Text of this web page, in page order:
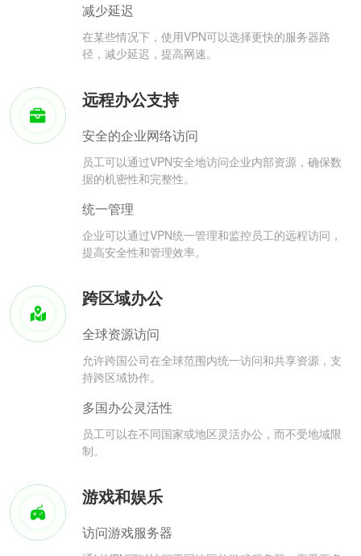
减少延迟
在某些情况下，使用VPN可以选择更快的服务器路
径，减少延迟，提高网速。
远程办公支持
安全的企业网络访问
员工可以通过VPN安全地访问企业内部资源，确保数
据的机密性和完整性。
统一管理
企业可以通过VPN统一管理和监控员工的远程访问，
提高安全性和管理效率。
跨区域办公
全球资源访问
允许跨国公司在全球范围内统一访问和共享资源，支
持跨区域协作。
多国办公灵活性
员工可以在不同国家或地区灵活办公，而不受地域限
制。
游戏和娱乐
访问游戏服务器